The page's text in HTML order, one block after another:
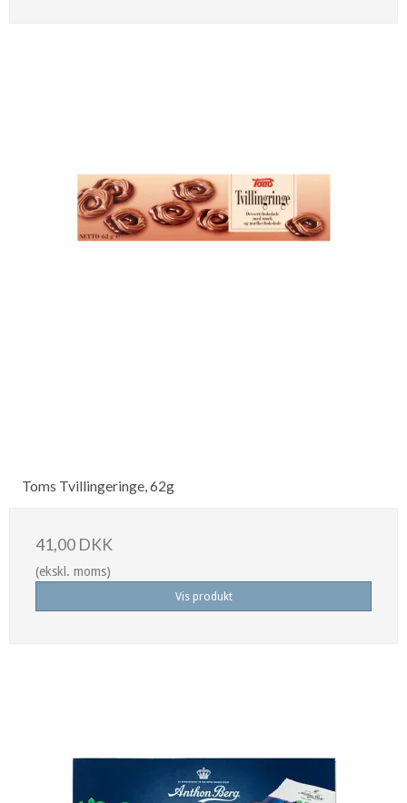
Toms Tvillingeringe, 62g
41,00 DKK
(ekskl. moms)
Vis produkt